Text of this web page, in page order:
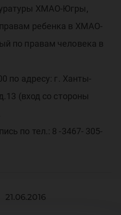
ХМАО-Югры,
ребенка в ХМАО-
по правам человека в
по адресу: г. Ханты-
(вход со стороны
по тел.: 8 -3467- 305-
21.06.2016